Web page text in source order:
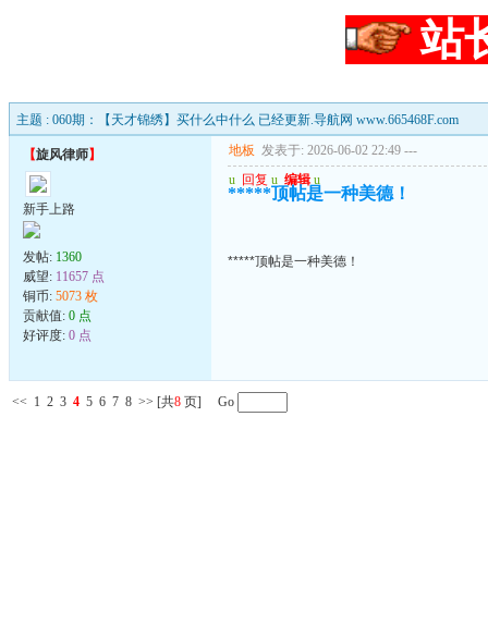
站
主题 : 060期：【天才锦绣】买什么中什么 已经更新.导航网 www.665468F.com
【旋风律师】
新手上路
发帖: 1360
威望: 11657 点
铜币: 5073 枚
贡献值: 0 点
好评度: 0 点
地板 发表于: 2026-06-02 22:49 ---
u 回复 u 编辑 u
*****顶帖是一种美德！
*****顶帖是一种美德！
<< 1 2 3 4 5 6 7 8 >> [共8 页] Go